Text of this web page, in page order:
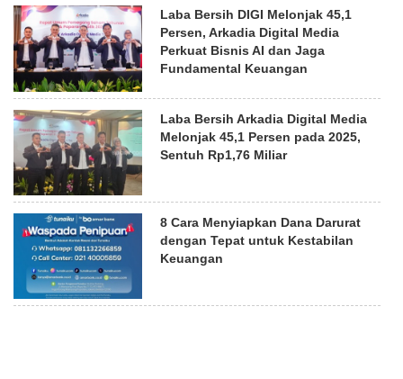
Laba Bersih DIGI Melonjak 45,1
Persen, Arkadia Digital Media
Perkuat Bisnis AI dan Jaga
Fundamental Keuangan
Laba Bersih Arkadia Digital Media
Melonjak 45,1 Persen pada 2025,
Sentuh Rp1,76 Miliar
8 Cara Menyiapkan Dana Darurat
dengan Tepat untuk Kestabilan
Keuangan